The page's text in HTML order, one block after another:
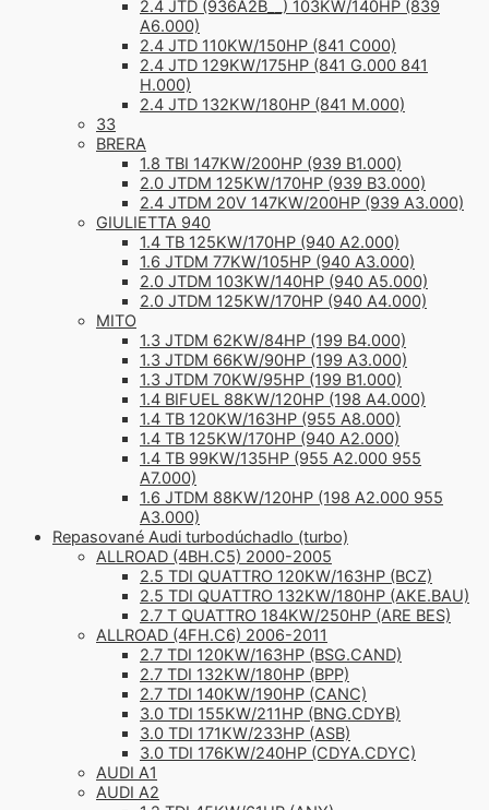
2.4 JTD (936A2B__) 103KW/140HP (839
A6.000)
2.4 JTD 110KW/150HP (841 C000)
2.4 JTD 129KW/175HP (841 G.000 841
H.000)
2.4 JTD 132KW/180HP (841 M.000)
33
BRERA
1.8 TBI 147KW/200HP (939 B1.000)
2.0 JTDM 125KW/170HP (939 B3.000)
2.4 JTDM 20V 147KW/200HP (939 A3.000)
GIULIETTA 940
1.4 TB 125KW/170HP (940 A2.000)
1.6 JTDM 77KW/105HP (940 A3.000)
2.0 JTDM 103KW/140HP (940 A5.000)
2.0 JTDM 125KW/170HP (940 A4.000)
MITO
1.3 JTDM 62KW/84HP (199 B4.000)
1.3 JTDM 66KW/90HP (199 A3.000)
1.3 JTDM 70KW/95HP (199 B1.000)
1.4 BIFUEL 88KW/120HP (198 A4.000)
1.4 TB 120KW/163HP (955 A8.000)
1.4 TB 125KW/170HP (940 A2.000)
1.4 TB 99KW/135HP (955 A2.000 955
A7.000)
1.6 JTDM 88KW/120HP (198 A2.000 955
A3.000)
Repasované Audi turbodúchadlo (turbo)
ALLROAD (4BH.C5) 2000-2005
2.5 TDI QUATTRO 120KW/163HP (BCZ)
2.5 TDI QUATTRO 132KW/180HP (AKE.BAU)
2.7 T QUATTRO 184KW/250HP (ARE BES)
ALLROAD (4FH.C6) 2006-2011
2.7 TDI 120KW/163HP (BSG.CAND)
2.7 TDI 132KW/180HP (BPP)
2.7 TDI 140KW/190HP (CANC)
3.0 TDI 155KW/211HP (BNG.CDYB)
3.0 TDI 171KW/233HP (ASB)
3.0 TDI 176KW/240HP (CDYA.CDYC)
AUDI A1
AUDI A2